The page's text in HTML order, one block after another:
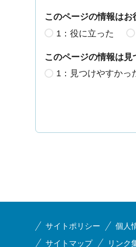
このページの情報はお
1：役に立った
このページの情報は見
1：見つけやすかっ
サイトポリシー 個人
サイトマップ リンク